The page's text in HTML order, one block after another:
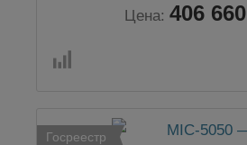
Цена: 406 660
Госреестр